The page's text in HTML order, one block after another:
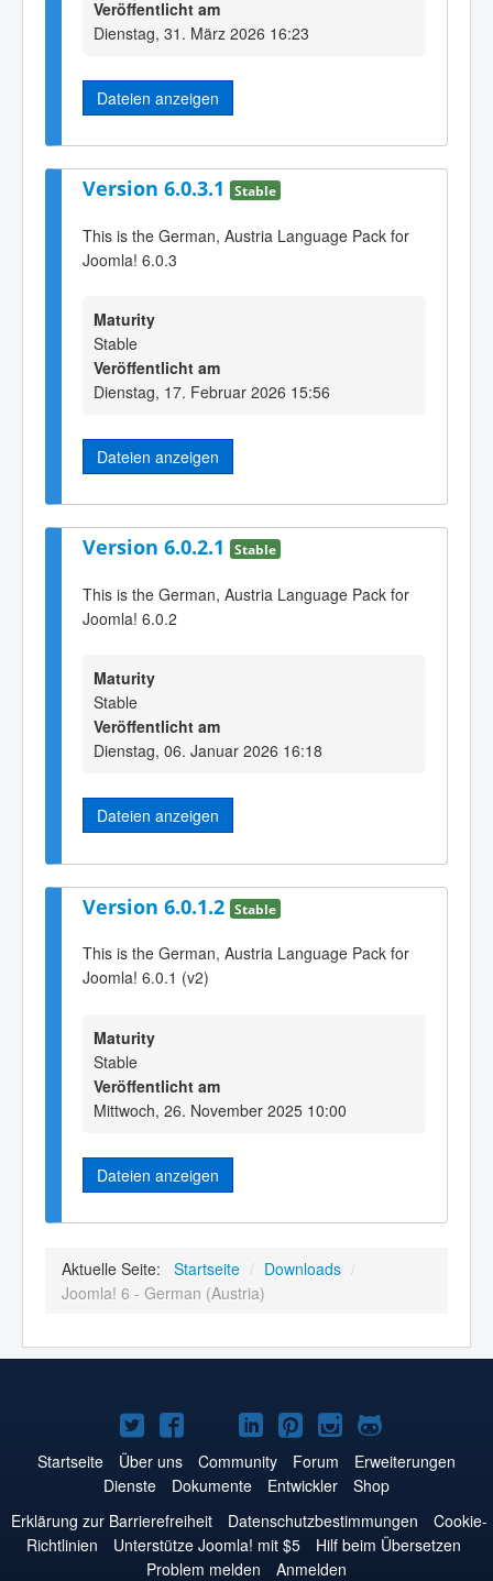
Veröffentlicht am
Dienstag, 31. März 2026 16:23
Dateien anzeigen
Version 6.0.3.1 Stable
This is the German, Austria Language Pack for
Joomla! 6.0.3
Maturity
Stable
Veröffentlicht am
Dienstag, 17. Februar 2026 15:56
Dateien anzeigen
Version 6.0.2.1 Stable
This is the German, Austria Language Pack for
Joomla! 6.0.2
Maturity
Stable
Veröffentlicht am
Dienstag, 06. Januar 2026 16:18
Dateien anzeigen
Version 6.0.1.2 Stable
This is the German, Austria Language Pack for
Joomla! 6.0.1 (v2)
Maturity
Stable
Veröffentlicht am
Mittwoch, 26. November 2025 10:00
Dateien anzeigen
Aktuelle Seite: Startseite / Downloads /
Joomla! 6 - German (Austria)
Joomla!
auf
Twitter
Joomla!
auf
Facebook
Joomla!
auf
YouTube
Joomla!
auf
LinkedIn
Joomla!
auf
Pinterest
Joomla!
auf
Instagram
Joomla!
auf
GitHub
Startseite Über uns Community Forum
Erweiterungen
Dienste
Dokumente Entwickler
Shop
Erklärung zur Barrierefreiheit
Datenschutzbestimmungen
Cookie-
Richtlinien
Unterstütze Joomla! mit $5
Hilf beim Übersetzen
Problem melden
Anmelden